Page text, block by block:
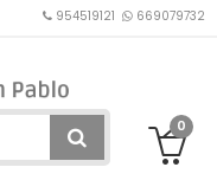
954519121 669079732
0